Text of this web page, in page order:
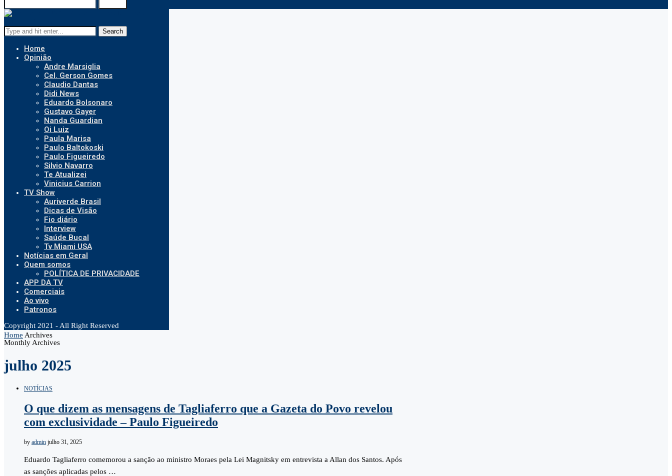
Search
Home
Opinião
Andre Marsiglia
Cel. Gerson Gomes
Claudio Dantas
Didi News
Eduardo Bolsonaro
Gustavo Gayer
Nanda Guardian
Oi Luiz
Paula Marisa
Paulo Baltokoski
Paulo Figueiredo
Silvio Navarro
Te Atualizei
Vinicius Carrion
TV Show
Auriverde Brasil
Dicas de Visão
Fio diário
Interview
Saúde Bucal
Tv Miami USA
Notícias em Geral
Quem somos
POLÍTICA DE PRIVACIDADE
APP DA TV
Comerciais
Ao vivo
Patronos
Copyright 2021 - All Right Reserved
Home Archives
Monthly Archives
julho 2025
NOTÍCIAS
O que dizem as mensagens de Tagliaferro que a Gazeta do Povo revelou
com exclusividade – Paulo Figueiredo
by admin julho 31, 2025
Eduardo Tagliaferro comemorou a sanção ao ministro Moraes pela Lei Magnitsky em entrevista a Allan dos Santos. Após
as sanções aplicadas pelos …